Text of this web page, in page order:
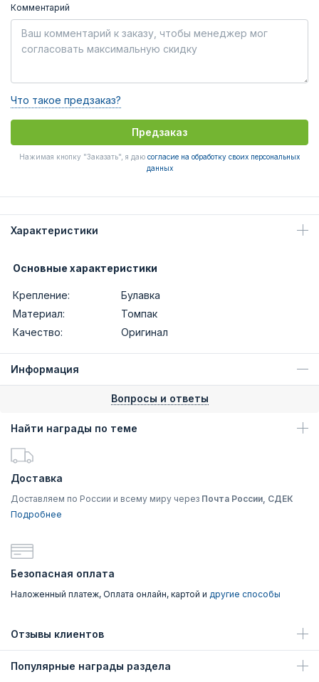
Комментарий
Что такое предзаказ?
Предзаказ
Нажимая кнопку "Заказать", я даю согласие на обработку своих персональных
данных
Характеристики
Основные характеристики
Крепление:
Булавка
Материал:
Томпак
Качество:
Оригинал
Информация
Вопросы и ответы
Найти награды по теме
Доставка
Доставляем по России и всему миру через Почта России, СДЕК
Подробнее
Безопасная оплата
Наложенный платеж, Оплата онлайн, картой и другие способы
Отзывы клиентов
Популярные награды раздела